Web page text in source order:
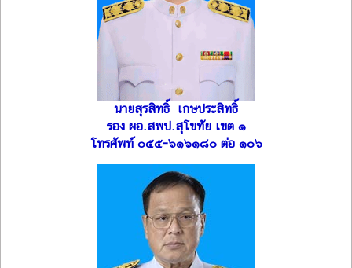
นายสุรสิทธิ์ เกษประสิทธิ์
รอง ผอ.สพป.สุโขทัย เขต ๑
โทรศัพท์ ๐๕๕-๖๑๖๑๘๐ ต่อ ๑๐๖